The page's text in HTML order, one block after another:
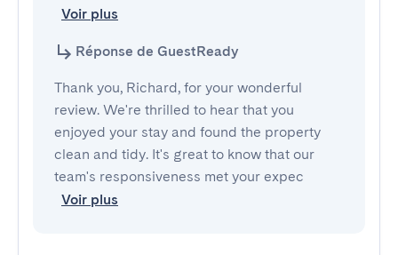
Voir plus
Réponse de GuestReady
Thank you, Richard, for your wonderful
review. We're thrilled to hear that you
enjoyed your stay and found the property
clean and tidy. It's great to know that our
team's responsiveness met your expec
Voir plus